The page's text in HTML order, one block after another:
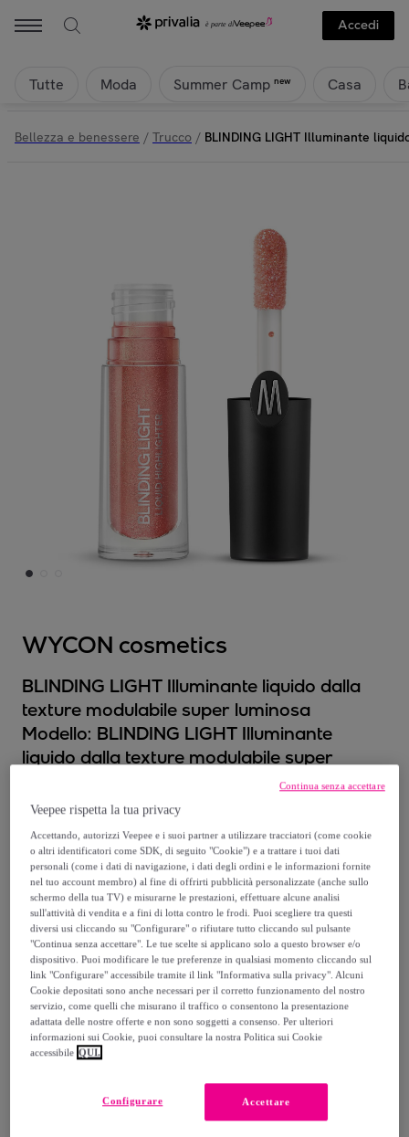
Accedi
Tutte Moda Summer Camp new Casa
Bellezza e benessere / Trucco / BLINDING LIGHT Illuminante
WYCON cosmetics
BLINDING LIGHT Illuminante liquido dalla
texture modulabile super luminosa
Modello: BLINDING LIGHT Illuminante
liquido dalla texture modulabile super
5,90 €
14,90 €
-60%
05
HYPNOTIC
PINK
01 AURA
LIGHT
04 BRIGHT
BRASS
06 SUNSET
VIBES
08 GOLDEN
WYCON cosmetics
Veepee rispetta la tua privacy
Accettando, autorizzi Veepee e i suoi partner a utilizzare tracciatori (come cookie
o altri identificatori come SDK, di seguito "Cookie") e a trattare i tuoi dati
personali (come i dati di navigazione, i dati degli ordini e le informazioni fornite
nel tuo account membro) al fine di offrirti pubblicità personalizzate (anche sullo
schermo della tua TV) e misurarne le prestazioni, effettuare alcune analisi
sull'attività di vendita e a fini di lotta contro le frodi. Puoi scegliere tra questi
diversi usi cliccando su "Configurare" o rifiutare tutto cliccando sul pulsante
"Continua senza accettare". Le tue scelte si applicano solo a questo browser e/o
dispositivo. Puoi modificare le tue preferenze in qualsiasi momento cliccando sul
link "Configurare" accessibile tramite il link "Informativa sulla privacy". Alcuni
Cookie depositati sono anche necessari per il corretto funzionamento del nostro
servizio, come quelli che misurano il traffico o consentono la presentazione
adattata delle nostre offerte e non sono soggetti a consenso. Per ulteriori
informazioni sui Cookie, puoi consultare la nostra Politica sui Cookie
accessibile QUI.
Accettare
Configurare
Continua senza accettare